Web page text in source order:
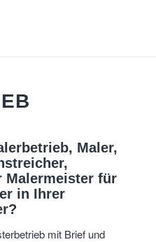
Maler,
Malermeister für
in Ihrer
mit Brief und